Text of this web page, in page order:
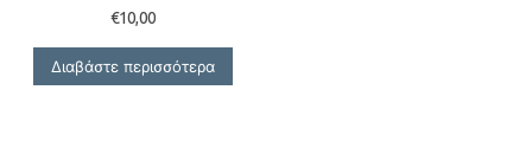
€10,00
Διαβάστε περισσότερα